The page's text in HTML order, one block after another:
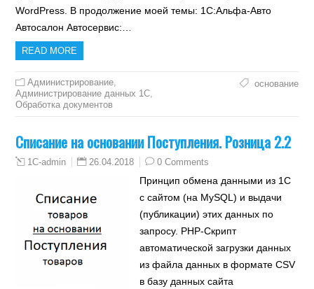
WordPress. В продолжение моей темы: 1С:Альфа-Авто
Автосалон Автосервис:…
READ MORE
Администрирование,
Администрирование данных 1С,
Обработка документов
основание
Списание на основании Поступления. Розница 2.2
1C-admin 26.04.2018 0 Comments
Принцип обмена данными из 1С
с сайтом (на MySQL) и выдачи
(публикации) этих данных по
запросу. PHP-Скрипт
автоматической загрузки данных
из файла данных в формате CSV
в базу данных сайта